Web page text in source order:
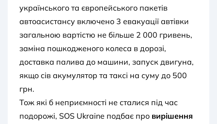
українського та європейського пакетів
автоасистансу включено 3 евакуації автівки
загальною вартістю не більше 2 000 гривень,
заміна пошкодженого колеса в дорозі,
доставка палива до машини, запуск двигуна,
якщо сів акумулятор та таксі на суму до 500
грн.
Тож які б неприємності не сталися під час
подорожі, SOS Ukraine подбає про вирішення